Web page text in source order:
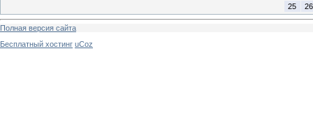
25
26
Полная версия сайта
Бесплатный хостинг uCoz